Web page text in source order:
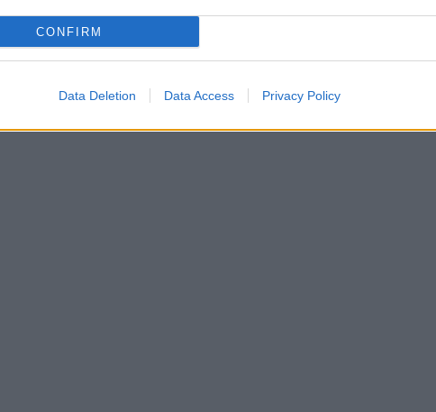
CONFIRM
Data Deletion Data Access Privacy Policy